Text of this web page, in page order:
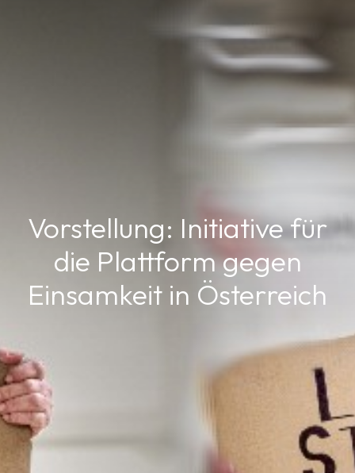
Vorstellung: Initiative für
die Plattform gegen
Einsamkeit in Österreich